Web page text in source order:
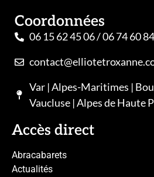
Coordonnées
06 15 62 45 06 / 06 74 60
Var | Alpes-Maritimes |
Vaucluse | Alpes de Haute
Accès direct
Abracabarets
Actualités